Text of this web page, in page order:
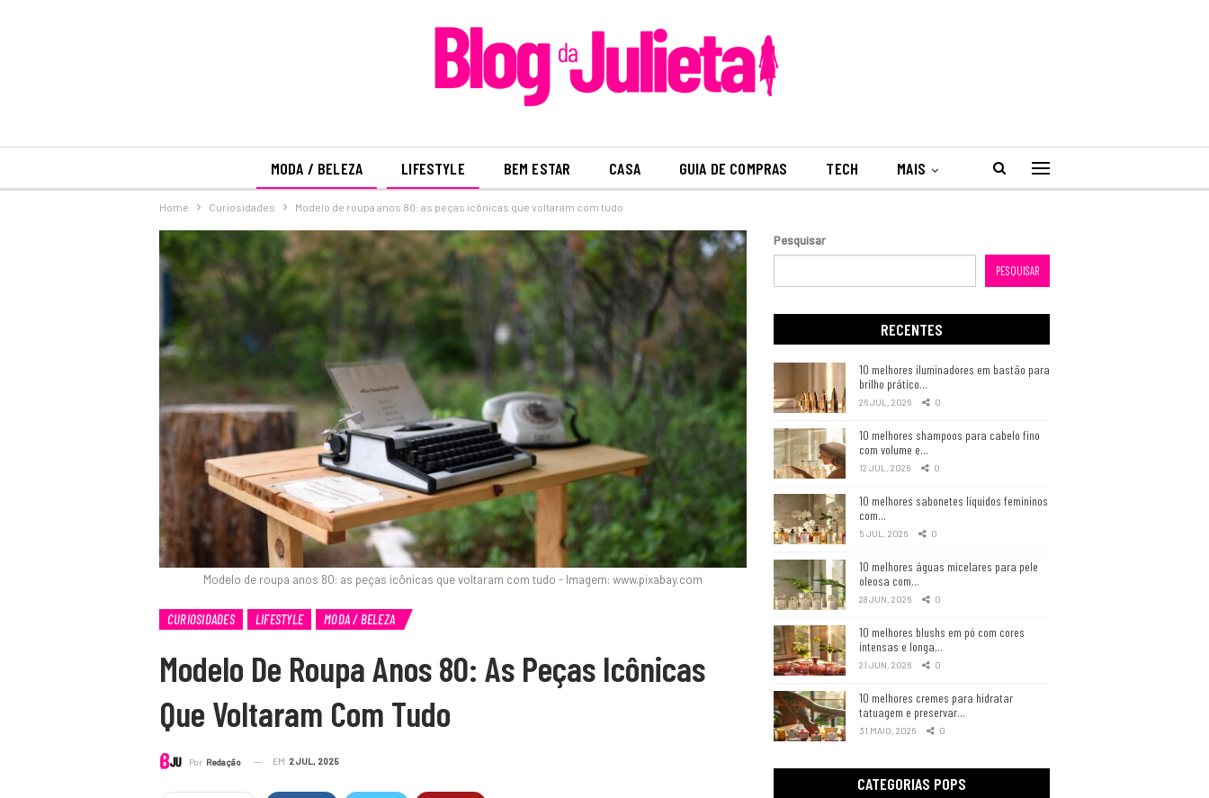
MODA / BELEZA LIFESTYLE BEM ESTAR CASA GUIA DE COMPRAS TECH MAIS
Home Curiosidades Modelo de roupa anos 80: as peças icônicas que voltaram com tudo
Modelo de roupa anos 80: as peças icônicas que voltaram com tudo - Imagem: www.pixabay.com
CURIOSIDADES LIFESTYLE MODA / BELEZA
Modelo De Roupa Anos 80: As Peças Icônicas
Que Voltaram Com Tudo
Por Redação EM 2 JUL, 2025
Pesquisar
PESQUISAR
RECENTES
10 melhores iluminadores em bastão para
brilho prático…
26 JUL, 2026 0
10 melhores shampoos para cabelo fino
com volume e…
12 JUL, 2026 0
10 melhores sabonetes líquidos femininos
com…
5 JUL, 2026 0
10 melhores águas micelares para pele
oleosa com…
28 JUN, 2026 0
10 melhores blushs em pó com cores
intensas e longa…
21 JUN, 2026 0
10 melhores cremes para hidratar
tatuagem e preservar…
31 MAIO, 2026 0
CATEGORIAS POPS